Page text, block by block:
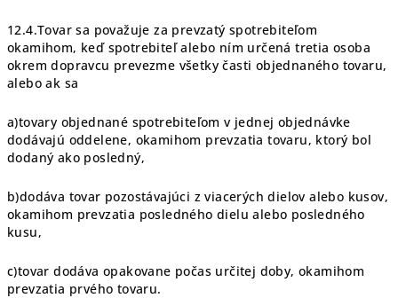
12.4.Tovar sa považuje za prevzatý spotrebiteľom
okamihom, keď spotrebiteľ alebo ním určená tretia osoba
okrem dopravcu prevezme všetky časti objednaného tovaru,
alebo ak sa
a)tovary objednané spotrebiteľom v jednej objednávke
dodávajú oddelene, okamihom prevzatia tovaru, ktorý bol
dodaný ako posledný,
b)dodáva tovar pozostávajúci z viacerých dielov alebo kusov,
okamihom prevzatia posledného dielu alebo posledného
kusu,
c)tovar dodáva opakovane počas určitej doby, okamihom
prevzatia prvého tovaru.